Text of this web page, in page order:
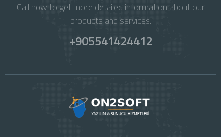
Call now to get more detailed information about our
products and services.
+905541424412